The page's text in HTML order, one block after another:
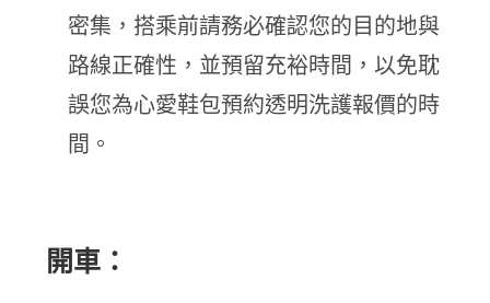
密集，搭乘前請務必確認您的目的地與
路線正確性，並預留充裕時間，以免耽
誤您為心愛鞋包預約透明洗護報價的時
間。
開車：